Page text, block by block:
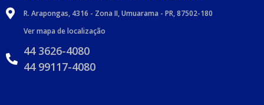
R. Arapongas, 4316 - Zona II, Umuarama - PR, 87502-180
Ver mapa de localização
44 3626-4080
44 99117-4080